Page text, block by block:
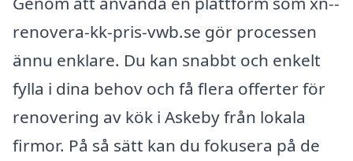
renovera-kk-pris-vwb.se gör processen
ännu enklare. Du kan snabbt och enkelt
fylla i dina behov och få flera offerter för
renovering av kök i Askeby från lokala
firmor. På så sätt kan du fokusera på de